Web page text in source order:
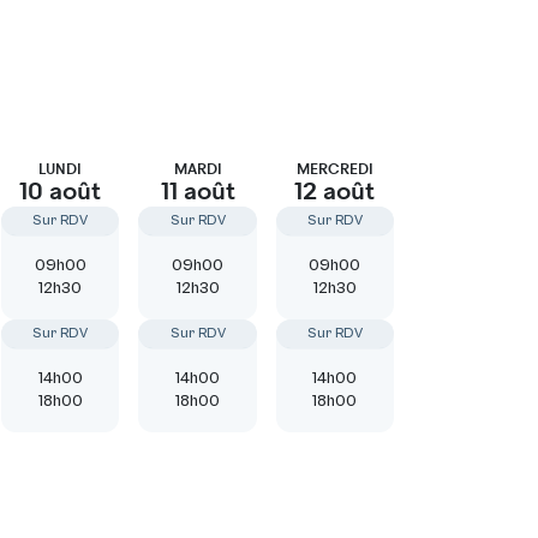
LUNDI
10 août
Sur RDV
09h00
12h30
Sur RDV
14h00
18h00
MARDI
11 août
Sur RDV
09h00
12h30
Sur RDV
14h00
18h00
MERCREDI
12 août
Sur RDV
09h00
12h30
Sur RDV
14h00
18h00